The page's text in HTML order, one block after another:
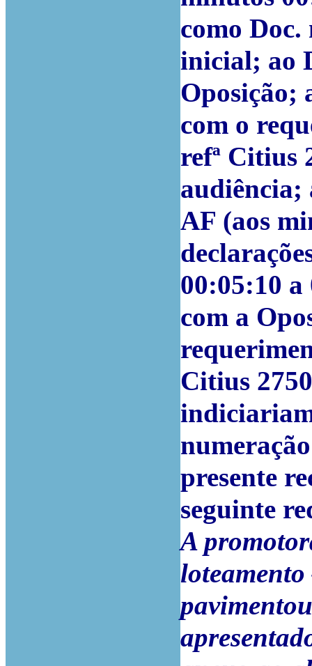
como Doc.
inicial; ao
Oposição;
com o
refª Citius
audiência;
AF (aos
00:05:10 a
com a
Citius
presente
seguinte
A